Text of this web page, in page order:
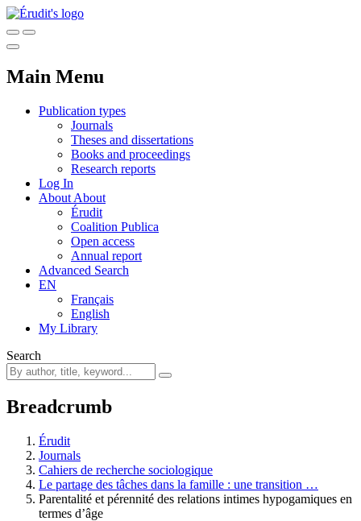
Main Menu
Publication types
Journals
Theses and dissertations
Books and proceedings
Research reports
Log In
About About
Érudit
Coalition Publica
Open access
Annual report
Advanced Search
EN
Français
English
My Library
Search
Breadcrumb
Érudit
Journals
Cahiers de recherche sociologique
Le partage des tâches dans la famille : une transition …
Parentalité et pérennité des relations intimes hypogamiques en
termes d’âge